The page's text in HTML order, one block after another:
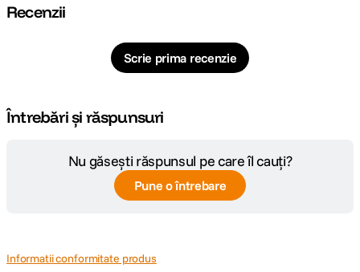
Recenzii
Scrie prima recenzie
Întrebări și răspunsuri
Nu găsești răspunsul pe care îl cauți?
Pune o întrebare
Informatii conformitate produs